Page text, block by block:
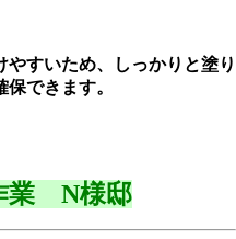
すいため、しっかりと塗り
できます。
業 N様邸